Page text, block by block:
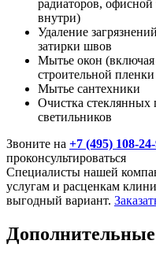
радиаторов,
внутри)
Удаление
затирки швов
Мытье окон
строительной
Мытье сантехники
Очистка стеклянных
светильников
Звоните на +7 (495) 108-
проконсультироваться
Специалисты нашей
услугам и расценкам
выгодный вариант.
Дополнительные